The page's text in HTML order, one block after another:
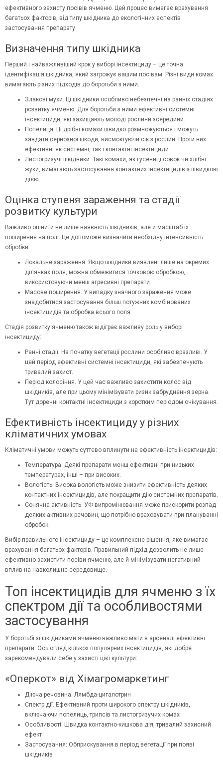
ефективного захисту посівів ячменю. Цей процес вимагає врахування
багатьох факторів, від типу шкідника до екологічних аспектів
застосування препарату.
Визначення типу шкідника
Перший і найважливіший крок у виборі інсектициду – це точна
ідентифікація шкідника, який загрожує вашим посівам. Різні види комах
вимагають різних підходів до боротьби з ними.
Злакові мухи. Ці шкідники особливо небезпечні на ранніх стадіях
розвитку ячменю. Для боротьби з ними ефективні системні
інсектициди, які захищають молоді рослини зсередини.
Попелиця. Ці дрібні комахи швидко розмножуються і можуть
завдати серйозної шкоди, висмоктуючи сік з рослин. Проти них
ефективні як системні, так і контактні інсектициди.
Листогризучі шкідники. Такі комахи, як гусениці совок чи хлібні
жуки, вимагають застосування контактних інсектицидів з швидкою
дією.
Оцінка ступеня зараження та стадії
розвитку культури
Важливо оцінити не лише наявність шкідників, але й масштаб їх
поширення на полі. Це допоможе визначити необхідну інтенсивність
обробки.
Локальне зараження. Якщо шкідники виявлені лише на окремих
ділянках поля, можна обмежитися точковою обробкою,
використовуючи менш агресивні препарати.
Масове поширення. У випадку значного зараження може
знадобитися застосування більш потужних комбінованих
інсектицидів та обробка всього поля.
Стадія розвитку ячменю також відіграє важливу роль у виборі
інсектициду:
Ранні стадії. На початку вегетації рослини особливо вразливі. У
цей період ефективні системні інсектициди, які забезпечують
тривалий захист.
Період колосіння. У цей час важливо захистити колос від
шкідників, але при цьому мінімізувати ризик забруднення зерна.
Тут доречні контактні інсектициди з коротким періодом очікування.
Ефективність інсектициду у різних
кліматичних умовах
Кліматичні умови можуть суттєво вплинути на ефективність інсектицидів:
Температура. Деякі препарати менш ефективні при низьких
температурах, інші – при високих.
Вологість. Висока вологість може знизити ефективність деяких
контактних інсектицидів, але покращити дію системних препаратів.
Сонячна активність. УФ-випромінювання може прискорити розпад
деяких активних речовин, що потрібно враховувати при плануванні
обробок.
Вибір правильного інсектициду – це комплексне рішення, яке вимагає
врахування багатьох факторів. Правильний підхід дозволить не лише
ефективно захистити посіви ячменю, але й мінімізувати негативний
вплив на навколишнє середовище.
Топ інсектицидів для ячменю з їх
спектром дії та особливостями
застосування
У боротьбі зі шкідниками ячменю важливо мати в арсеналі ефективні
препарати. Ось огляд кількох популярних інсектицидів, які добре
зарекомендували себе у захисті цієї культури:
«Оперкот» від Хімагромаркетинг
Діюча речовина. Лямбда-цигалотрин
Спектр дії. Ефективний проти широкого спектру шкідників,
включаючи попелиць, трипсів та листогризучих комах
Особливості. Швидка контактно-кишкова дія, тривалий захисний
ефект
Застосування: Обприскування в період вегетації при появі
шкідників